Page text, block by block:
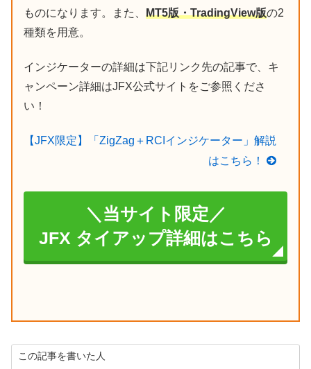
ものになります。また、 MT5版・TradingView版の2
種類を用意。
インジケーターの詳細は下記リンク先の記事で、キ
ャンペーン詳細はJFX公式サイトをご参照くださ
い！
【JFX限定】「ZigZag＋RCIインジケーター」解説
はこちら！
＼当サイト限定／
JFX タイアップ詳細はこちら
この記事を書いた人